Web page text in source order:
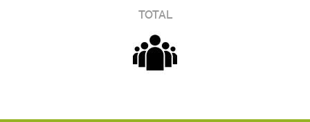
TOTAL